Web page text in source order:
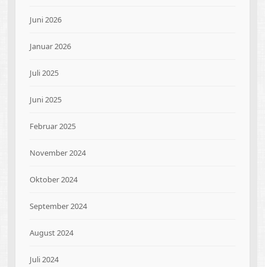
Juni 2026
Januar 2026
Juli 2025
Juni 2025
Februar 2025
November 2024
Oktober 2024
September 2024
August 2024
Juli 2024